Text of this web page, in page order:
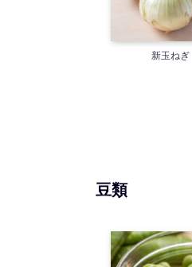
新玉ねぎ
豆類